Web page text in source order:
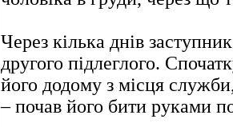
Через кілька днів
другого підлеглого.
його додому з місця
– почав його бити руками